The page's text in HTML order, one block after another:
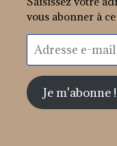
vous abonner à
Adresse
e-
Je m'abonne !